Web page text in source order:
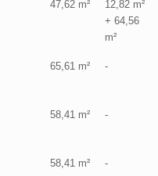
47,62 m²
12,82 m²
+ 64,56
m²
65,61 m² -
58,41 m² -
58,41 m² -